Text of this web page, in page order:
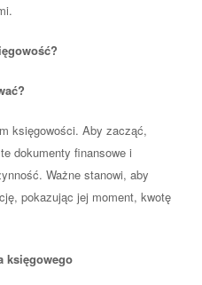
księgowości. Aby zacząć,
dokumenty finansowe i
Ważne stanowi, aby
pokazując jej moment, kwotę
księgowego